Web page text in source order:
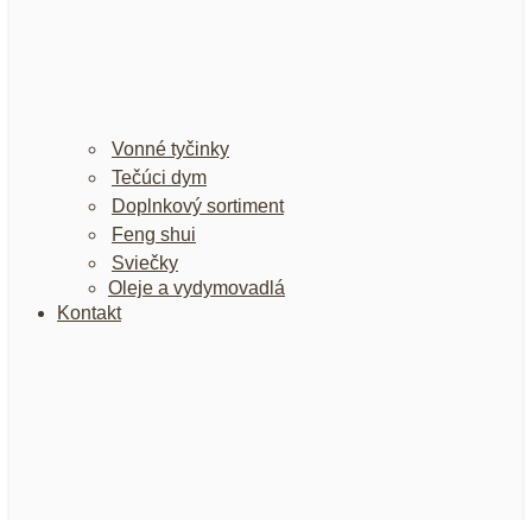
Vonné tyčinky
Tečúci dym
Doplnkový sortiment
Feng shui
Sviečky
Oleje a vydymovadlá
Kontakt